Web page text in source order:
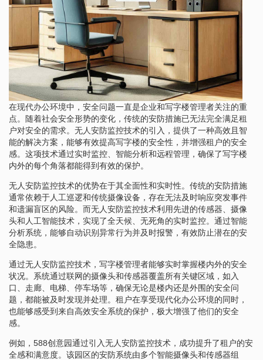
在现代办公环境中，安全问题一直是企业和写字楼管理者关注的重
点。随着社会安全形势的变化，传统的安防措施已无法完全满足租
户对安全的需求。无人安防监控技术的引入，提供了一种高效且智
能的解决方案，能够有效提高写字楼的安全性，并增强租户的安全
感。这项技术通过实时监控、智能分析和远程管理，确保了写字楼
内外的每个角落都能得到有效的保护。
无人安防监控技术的优势在于其全面性和实时性。传统的安防措施
通常依赖于人工巡逻和传统摄像设备，存在无法及时响应突发事件
和遗漏盲区的风险。而无人安防监控技术利用先进的传感器、摄像
头和人工智能技术，实现了全天候、无死角的实时监控。通过智能
分析系统，能够自动识别异常行为并及时报警，有效防止潜在的安
全隐患。
通过无人安防监控技术，写字楼管理者能够实时掌握楼内外的安全
状况。系统通过联网的摄像头和传感器覆盖所有关键区域，如入
口、走廊、电梯、停车场等，确保无论是楼内还是外围的安全问
题，都能被及时发现并处理。租户在享受现代化办公环境的同时，
也能够感受到来自高效安全系统的保护，极大增强了他们的安全
感。
例如，588创意园通过引入无人安防监控技术，成功提升了租户的安
全感和满意度。该园区的安防系统由多个智能摄像头和传感器组